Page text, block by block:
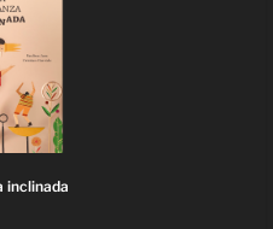
inclinada